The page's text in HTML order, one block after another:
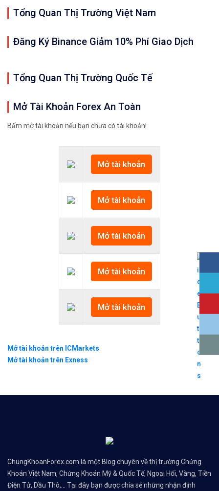
Tổng Quan Thị Trường Việt Nam
Đăng Ký Binance Giảm 10% Phí Giao Dịch
Tổng Quan Thị Trường Quốc Tế
Mở Tài Khoản Forex An Toàn
Bấm mở tài khoản nếu bạn chưa có tài khoản!
Mở tài khoản
Mở tài khoản
Mở tài khoản
Mở tài khoản
Mở tài khoản
Mở tài khoản trên ICMarkets
Mở tài khoản trên Exness
ChungKhoanForex.com là một Blog chuyên về thị trường Chứng
Khoán Việt Nam, Chứng Khoán Mỹ & Quốc Tế, Ngoại Hối, Vàng, Tiền
Điện Tử, Dầu Thô,... Tại đây bạn được chia sẻ những nhận định